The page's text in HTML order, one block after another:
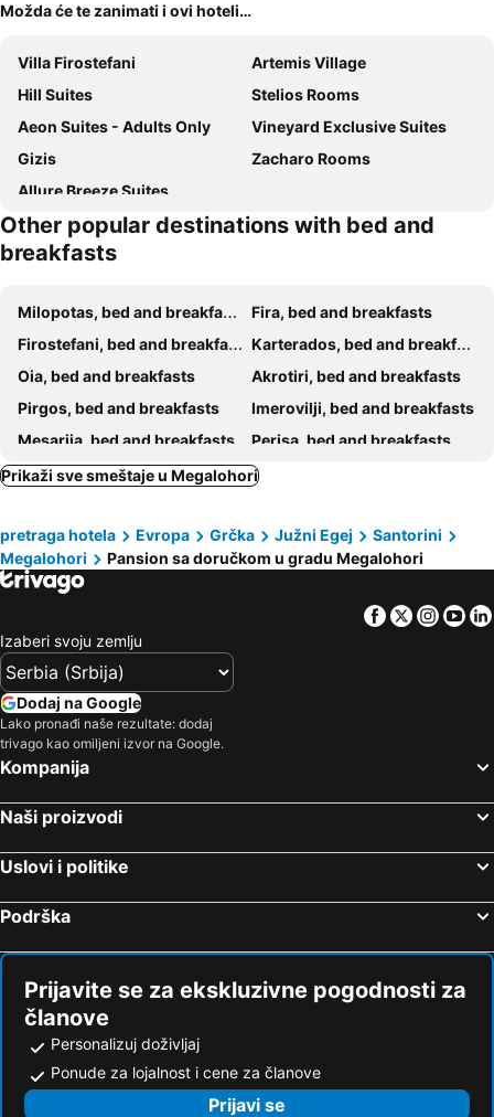
Možda će te zanimati i ovi hoteli…
Villa Firostefani
Artemis Village
Hill Suites
Stelios Rooms
Aeon Suites - Adults Only
Vineyard Exclusive Suites
Gizis
Zacharo Rooms
Allure Breeze Suites
Other popular destinations with bed and
breakfasts
Milopotas, bed and breakfasts
Fira, bed and breakfasts
Firostefani, bed and breakfasts
Karterados, bed and breakfasts
Oia, bed and breakfasts
Akrotiri, bed and breakfasts
Pirgos, bed and breakfasts
Imerovilji, bed and breakfasts
Mesarija, bed and breakfasts
Perisa, bed and breakfasts
Manganari, bed and breakfasts
Perivolos, bed and breakfasts
Terasia, bed and breakfasts
Vlihada, bed and breakfasts
Vourvoulos, bed and breakfasts
Prikaži sve smeštaje u Megalohori
pretraga hotela Evropa Grčka Južni Egej
Santorini
Megalohori
Pansion sa doručkom u gradu Megalohori
Facebook
Twitter
Izaberi svoju zemlju
Dodaj na Google
Lako pronađi naše rezultate: dodaj
trivago kao omiljeni izvor na Google.
Kompanija
Naši proizvodi
Uslovi i politike
Podrška
Prijavite se za ekskluzivne pogodnosti za
članove
Personalizuj doživljaj
Ponude za lojalnost i cene za članove
Prijavi se